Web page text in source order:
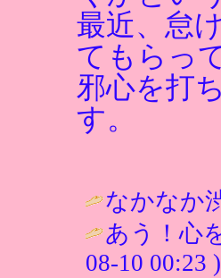
最近、怠
てもらって
邪心を打
す。
なかなか
あう！心
08-10 00:23 )